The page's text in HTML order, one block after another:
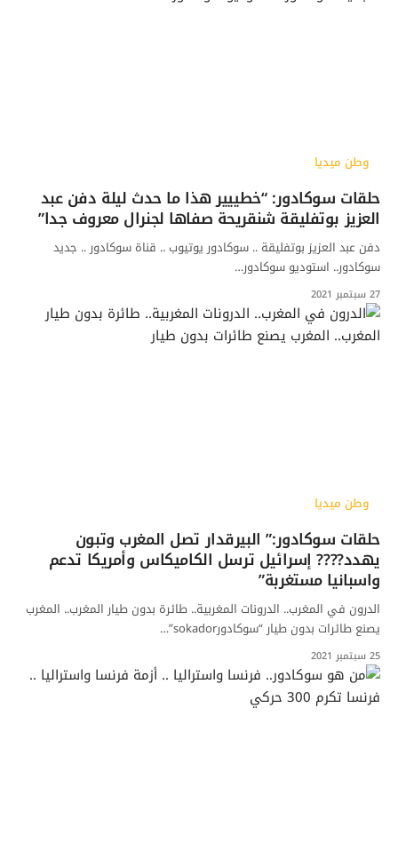
وطن ميديا
حلقات سوكادور: “خطييير هذا ما حدث ليلة دفن عبد
العزيز بوتفليقة شنقريحة صفاها لجنرال معروف جدا”
دفن عبد العزيز بوتفليقة .. سوكادور يوتيوب .. قناة سوكادور .. جديد
سوكادور.. استوديو سوكادور…
27 سبتمبر 2021
وطن ميديا
حلقات سوكادور:” البيرقدار تصل المغرب وتبون
يهدد???? إسرائيل ترسل الكاميكاس وأمريكا تدعم
واسبانيا مستغربة”
الدرون في المغرب.. الدرونات المغربية.. طائرة بدون طيار المغرب.. المغرب
يصنع طائرات بدون طيار “سوكادورsokador”…
25 سبتمبر 2021